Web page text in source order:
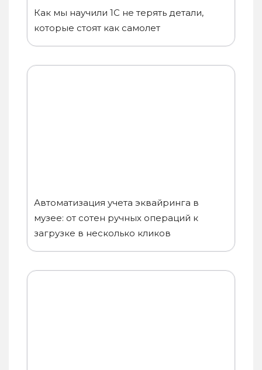
Как мы научили 1С не терять детали,
которые стоят как самолет
Автоматизация учета эквайринга в
музее: от сотен ручных операций к
загрузке в несколько кликов